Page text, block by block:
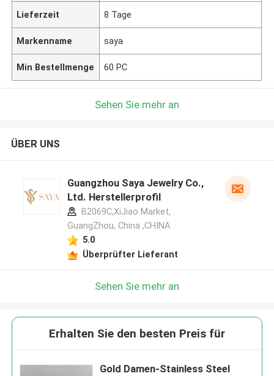
Lieferzeit 8 Tage
Markenname saya
Min Bestellmenge 60 PC
Sehen Sie mehr an
ÜBER UNS
Guangzhou Saya Jewelry Co.,
Ltd. Herstellerprofil
B2069C,XiJiao Market,
GuangZhou, China ,CHINA
5.0
Überprüfter Lieferant
Sehen Sie mehr an
Erhalten Sie den besten Preis für
Gold Damen-Stainless Steel